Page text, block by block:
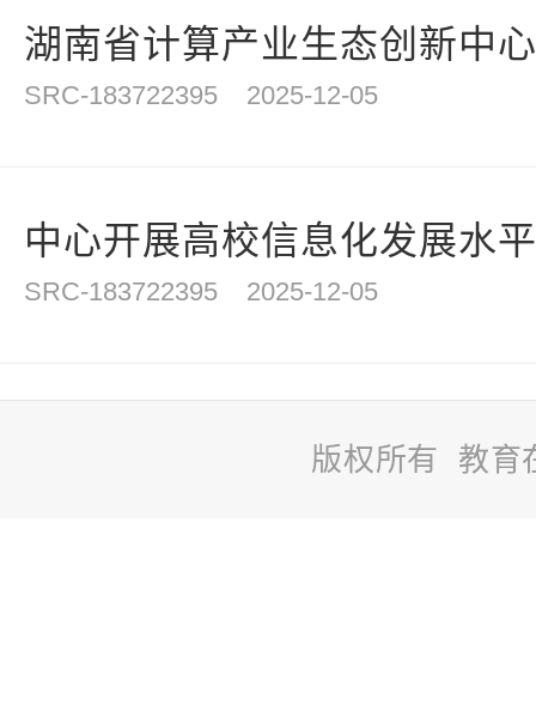
湖南省计算产业生态创新中
SRC-183722395 2025-12-05
中心开展高校信息化发展水
SRC-183722395 2025-12-05
版权所有 教育